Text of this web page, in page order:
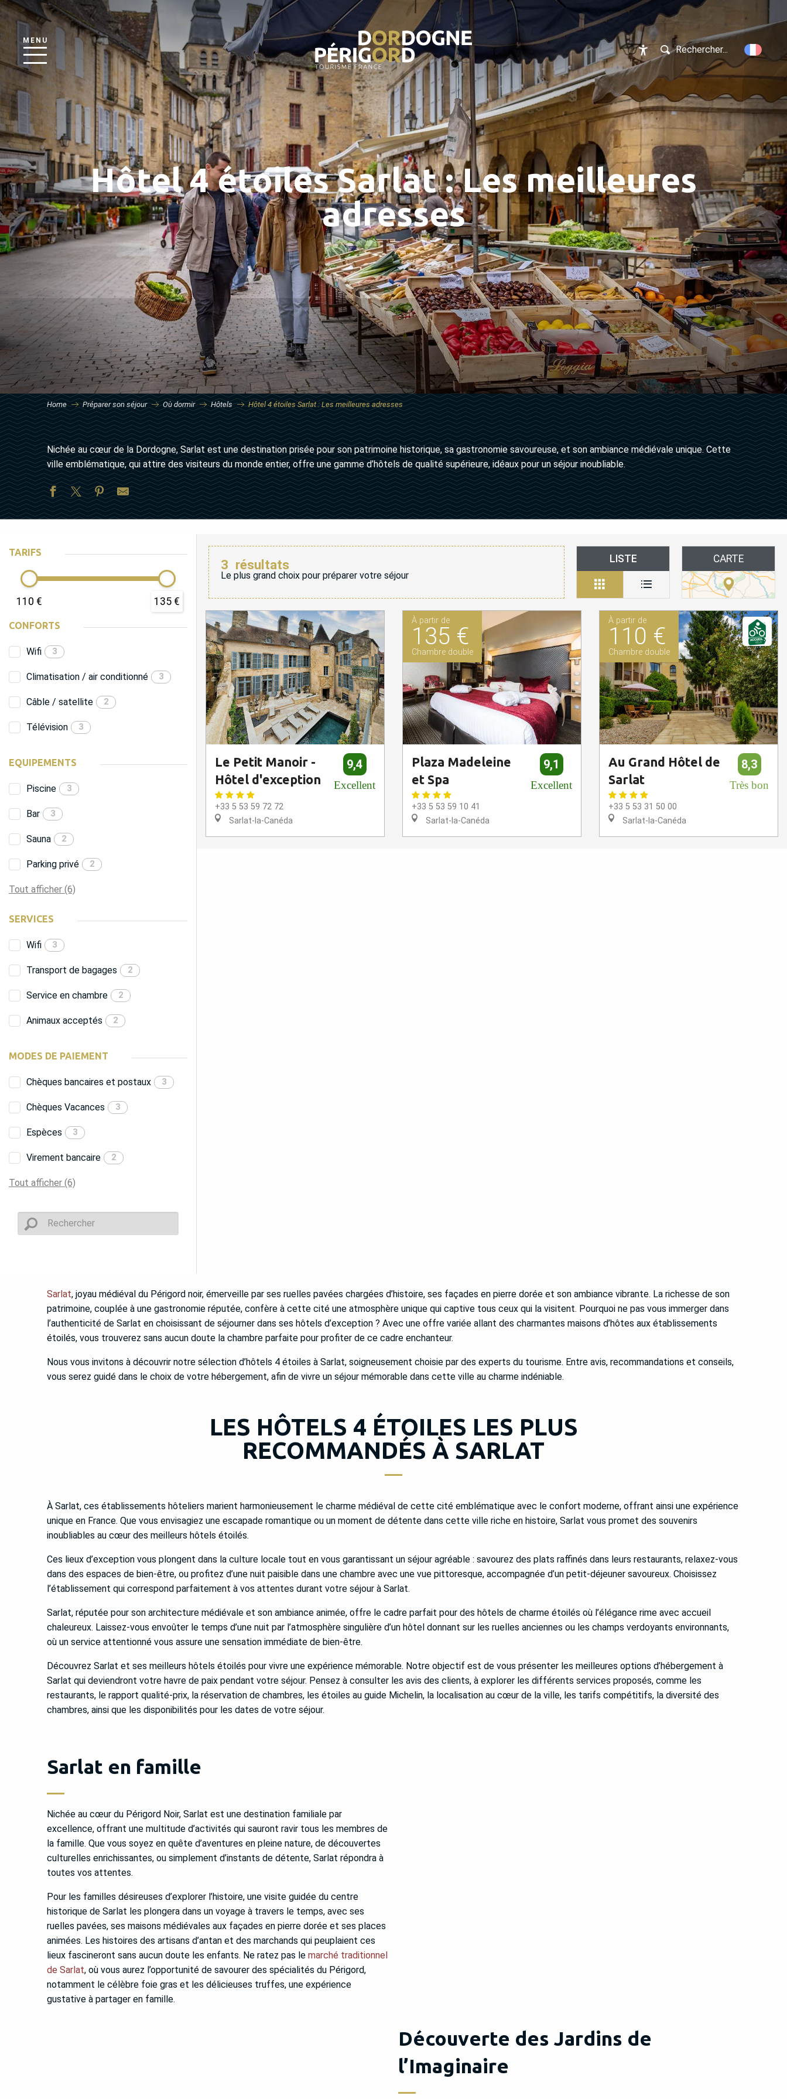
MENU
Accessibilité
Rechercher...
Hôtel 4 étoiles Sarlat : Les meilleures
adresses
Home Préparer son séjour Où dormir Hôtels Hôtel 4 étoiles Sarlat : Les meilleures adresses
Nichée au cœur de la Dordogne, Sarlat est une destination prisée pour son patrimoine historique, sa gastronomie savoureuse, et son ambiance médiévale unique. Cette
ville emblématique, qui attire des visiteurs du monde entier, offre une gamme d’hôtels de qualité supérieure, idéaux pour un séjour inoubliable.
TARIFS
110 € 135 €
CONFORTS
Wifi 3
Climatisation / air conditionné 3
Câble / satellite 2
Télévision 3
EQUIPEMENTS
Piscine 3
Bar 3
Sauna 2
Parking privé 2
Tout afficher (6)
SERVICES
Wifi 3
Transport de bagages 2
Service en chambre 2
Animaux acceptés 2
MODES DE PAIEMENT
Chèques bancaires et postaux 3
Chèques Vacances 3
Espèces 3
Virement bancaire 2
Tout afficher (6)
3 résultats
Le plus grand choix pour préparer votre séjour
LISTE CARTE
Le Petit Manoir -
Hôtel d'exception
+33 5 53 59 72 72
Sarlat-la-Canéda
9,4
Excellent
À partir de
135 €
Chambre double
Plaza Madeleine
et Spa
+33 5 53 59 10 41
Sarlat-la-Canéda
9,1
Excellent
À partir de
110 €
Chambre double
Au Grand Hôtel de
Sarlat
+33 5 53 31 50 00
Sarlat-la-Canéda
8,3
Très bon
Sarlat, joyau médiéval du Périgord noir, émerveille par ses ruelles pavées chargées d’histoire, ses façades en pierre dorée et son ambiance vibrante. La richesse de son
patrimoine, couplée à une gastronomie réputée, confère à cette cité une atmosphère unique qui captive tous ceux qui la visitent. Pourquoi ne pas vous immerger dans
l’authenticité de Sarlat en choisissant de séjourner dans ses hôtels d’exception ? Avec une offre variée allant des charmantes maisons d’hôtes aux établissements
étoilés, vous trouverez sans aucun doute la chambre parfaite pour profiter de ce cadre enchanteur.
Nous vous invitons à découvrir notre sélection d’hôtels 4 étoiles à Sarlat, soigneusement choisie par des experts du tourisme. Entre avis, recommandations et conseils,
vous serez guidé dans le choix de votre hébergement, afin de vivre un séjour mémorable dans cette ville au charme indéniable.
LES HÔTELS 4 ÉTOILES LES PLUS
RECOMMANDÉS À SARLAT
À Sarlat, ces établissements hôteliers marient harmonieusement le charme médiéval de cette cité emblématique avec le confort moderne, offrant ainsi une expérience
unique en France. Que vous envisagiez une escapade romantique ou un moment de détente dans cette ville riche en histoire, Sarlat vous promet des souvenirs
inoubliables au cœur des meilleurs hôtels étoilés.
Ces lieux d’exception vous plongent dans la culture locale tout en vous garantissant un séjour agréable : savourez des plats raffinés dans leurs restaurants, relaxez-vous
dans des espaces de bien-être, ou profitez d’une nuit paisible dans une chambre avec une vue pittoresque, accompagnée d’un petit-déjeuner savoureux. Choisissez
l’établissement qui correspond parfaitement à vos attentes durant votre séjour à Sarlat.
Sarlat, réputée pour son architecture médiévale et son ambiance animée, offre le cadre parfait pour des hôtels de charme étoilés où l’élégance rime avec accueil
chaleureux. Laissez-vous envoûter le temps d’une nuit par l’atmosphère singulière d’un hôtel donnant sur les ruelles anciennes ou les champs verdoyants environnants,
où un service attentionné vous assure une sensation immédiate de bien-être.
Découvrez Sarlat et ses meilleurs hôtels étoilés pour vivre une expérience mémorable. Notre objectif est de vous présenter les meilleures options d’hébergement à
Sarlat qui deviendront votre havre de paix pendant votre séjour. Pensez à consulter les avis des clients, à explorer les différents services proposés, comme les
restaurants, le rapport qualité-prix, la réservation de chambres, les étoiles au guide Michelin, la localisation au cœur de la ville, les tarifs compétitifs, la diversité des
chambres, ainsi que les disponibilités pour les dates de votre séjour.
Sarlat en famille
Nichée au cœur du Périgord Noir, Sarlat est une destination familiale par
excellence, offrant une multitude d’activités qui sauront ravir tous les membres de
la famille. Que vous soyez en quête d’aventures en pleine nature, de découvertes
culturelles enrichissantes, ou simplement d’instants de détente, Sarlat répondra à
toutes vos attentes.
Pour les familles désireuses d’explorer l’histoire, une visite guidée du centre
historique de Sarlat les plongera dans un voyage à travers le temps, avec ses
ruelles pavées, ses maisons médiévales aux façades en pierre dorée et ses places
animées. Les histoires des artisans d’antan et des marchands qui peuplaient ces
lieux fascineront sans aucun doute les enfants. Ne ratez pas le marché traditionnel
de Sarlat, où vous aurez l’opportunité de savourer des spécialités du Périgord,
notamment le célèbre foie gras et les délicieuses truffes, une expérience
gustative à partager en famille.
Découverte des Jardins de
l’Imaginaire